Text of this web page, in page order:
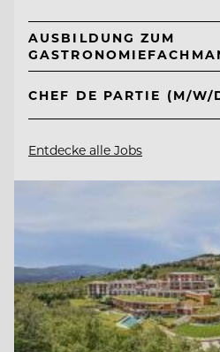
AUSBILDUNG ZUM
CHEF DE PARTIE (M/W/
Entdecke alle Jobs